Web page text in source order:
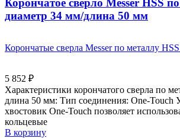
Корончатое сверло Messer HSS
диаметр 34 мм/длина 50 мм
Корончатые сверла Messer по металлу
5 852 ₽
Характеристики корончатого сверла по
длина 50 мм: Тип соединения: One-Touch
хвостовик Оne-Touch позволяет
кольцевые
В корзину